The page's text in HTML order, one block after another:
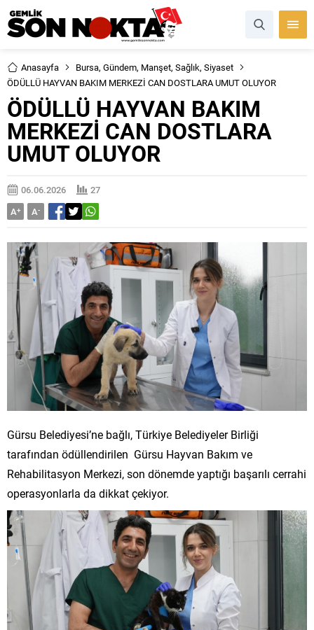
Anasayfa Bursa, Gündem, Manşet, Sağlık, Siyaset
ÖDÜLLÜ HAYVAN BAKIM MERKEZİ CAN DOSTLARA UMUT OLUYOR
ÖDÜLLÜ HAYVAN BAKIM
MERKEZİ CAN DOSTLARA
UMUT OLUYOR
06.06.2026
27
A+ A-
Gürsu Belediyesi’ne bağlı, Türkiye Belediyeler Birliği
tarafından ödüllendirilen Gürsu Hayvan Bakım ve
Rehabilitasyon Merkezi, son dönemde yaptığı başarılı cerrahi
operasyonlarla da dikkat çekiyor.